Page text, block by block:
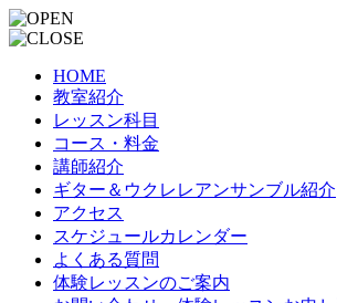
HOME
教室紹介
レッスン科目
コース・料金
講師紹介
ギター＆ウクレレアンサンブル紹介
アクセス
スケジュールカレンダー
よくある質問
体験レッスンのご案内